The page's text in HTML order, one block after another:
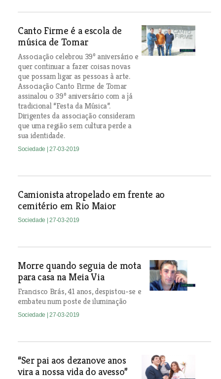
Canto Firme é a escola de
música de Tomar
Associação celebrou 39º aniversário e
quer continuar a fazer coisas novas
que possam ligar as pessoas à arte.
Associação Canto Firme de Tomar
assinalou o 39º aniversário com a já
tradicional “Festa da Música”.
Dirigentes da associação consideram
que uma região sem cultura perde a
sua identidade.
Sociedade | 27-03-2019
Camionista atropelado em frente ao
cemitério em Rio Maior
Sociedade | 27-03-2019
Morre quando seguia de mota
para casa na Meia Via
Francisco Brás, 41 anos, despistou-se e
embateu num poste de iluminação
Sociedade | 27-03-2019
“Ser pai aos dezanove anos
vira a nossa vida do avesso”